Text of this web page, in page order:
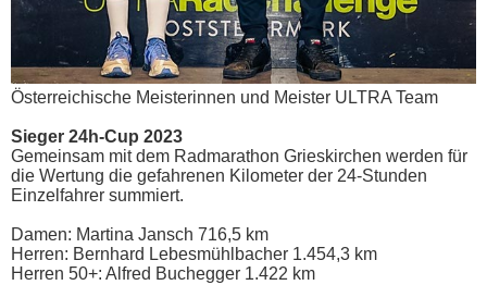
Österreichische Meisterinnen und Meister ULTRA Team
Sieger 24h-Cup 2023
Gemeinsam mit dem Radmarathon Grieskirchen werden für
die Wertung die gefahrenen Kilometer der 24-Stunden
Einzelfahrer summiert.
Damen: Martina Jansch 716,5 km
Herren: Bernhard Lebesmühlbacher 1.454,3 km
Herren 50+: Alfred Buchegger 1.422 km